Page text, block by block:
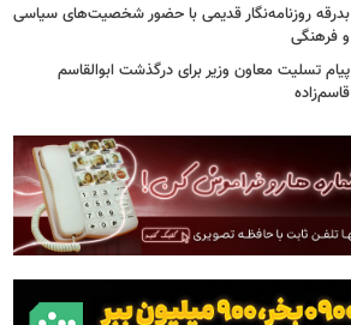
بدرقه روزنامه‌نگار قدیمی با حضور شخصیت‌های سیاسی
و فرهنگی
پیام تسلیت معاون وزیر برای درگذشت ابوالقاسم
قاسم‌زاده